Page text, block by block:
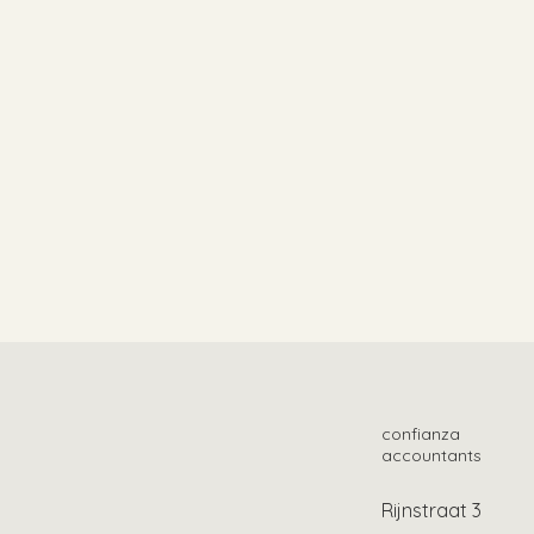
confianza
accountants
Rijnstraat 3